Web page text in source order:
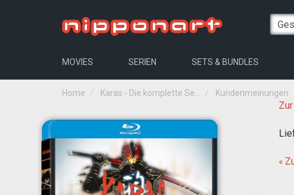
MOVIES SERIEN SETS & BUNDLES
Home Karas - Die komplette Se... Kundenmeinungen
«